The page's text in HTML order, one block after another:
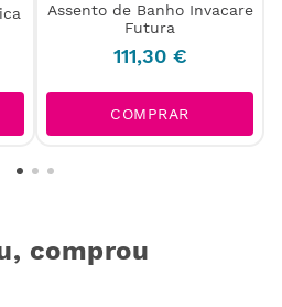
Assento de Banho Invacare
Futura
111,30 €
COMPRAR
comprou